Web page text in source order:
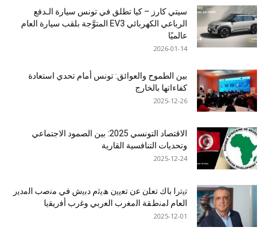
سيتي كارز – كيا تطلق في تونس سيارة الـدفع
الرباعي الكهربائي EV3 المتوَّجة بلقب سيارة العام
عالميًا
2026-01-14
بين الطموح والعوائق: تونس أمام تحدي استعادة
كفاءاتها بالخارج
2025-12-26
الاقتصاد التونسي 2025: بين الصمود الاجتماعي
وتحديات التنافسية القارية
2025-12-24
ﺗﯾﺗرا ﺑﺎك ﺗﻌﻠن ﻋن ﺗﻌﯾﯾن ھﯾﺛم دﺑﯾش ﻓﻲ ﻣﻧﺻب اﻟﻣدﯾر
اﻟﻌﺎم ﻟﻣﻧطﻘﺔ اﻟﻣﻐرب اﻟﻌرﺑﻲ وﻏرب أﻓرﯾﻘﯾﺎ
2025-12-01